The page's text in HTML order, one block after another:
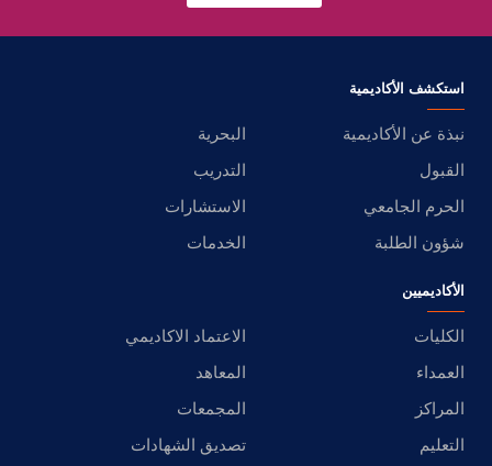
استكشف الأكاديمية
نبذة عن الأكاديمية
البحرية
القبول
التدريب
الحرم الجامعي
الاستشارات
شؤون الطلبة
الخدمات
الأكاديميين
الكليات
الاعتماد الاكاديمي
العمداء
المعاهد
المراكز
المجمعات
التعليم
تصديق الشهادات